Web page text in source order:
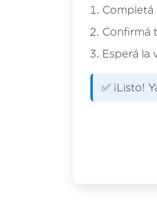
Completá
Confirmá
Esperá la
✅ ¡Listo!